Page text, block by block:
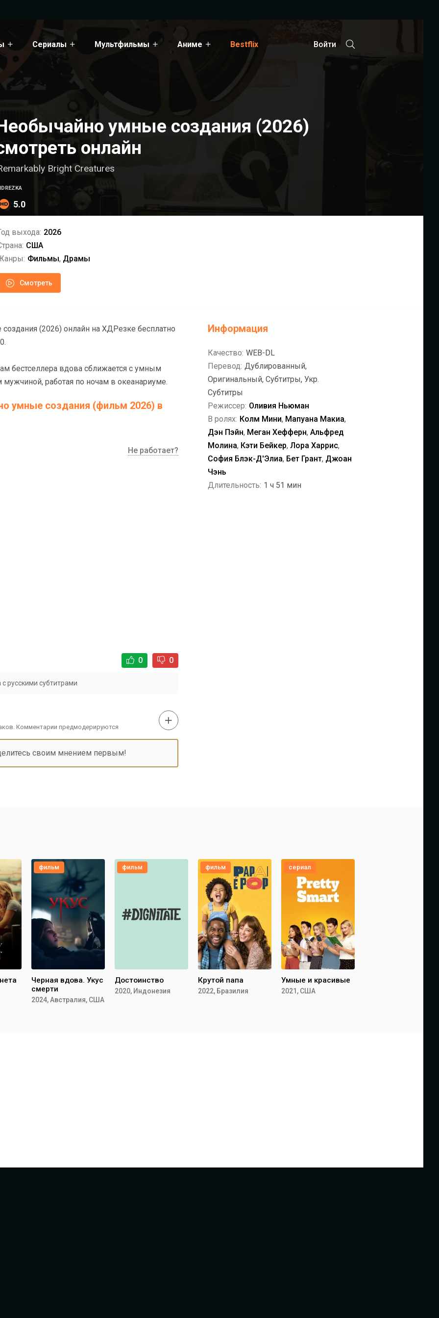
Сериалы Мультфильмы Аниме Bestflix Войти
умные создания (2026)
онлайн
Bright Creatures
5.0
выхода: 2026
США
Фильмы, Драмы
Смотреть
(2026) онлайн на ХДРезке бесплатно
бестселлера вдова сближается с умным
работая по ночам в океанариуме.
умные создания (фильм 2026) в
Не работает?
0 0
русскими субтитрами
Комментарии предмодерируются
своим мнением первым!
Информация
Качество: WEB-DL
Перевод: Дублированный,
Оригинальный, Субтитры, Укр.
Субтитры
Режиссер: Оливия Ньюман
В ролях: Колм Мини, Мапуана Макиа,
Дэн Пэйн, Меган Хефферн, Альфред
Молина, Кэти Бейкер, Лора Харрис,
София Блэк-Д'Элиа, Бет Грант, Джоан
Чэнь
Длительность: 1 ч 51 мин
фильм
Черная вдова. Укус
смерти
2024, Австралия, США
фильм
Достоинство
2020, Индонезия
фильм
Крутой папа
2022, Бразилия
сериал
Умные и красивые
2021, США